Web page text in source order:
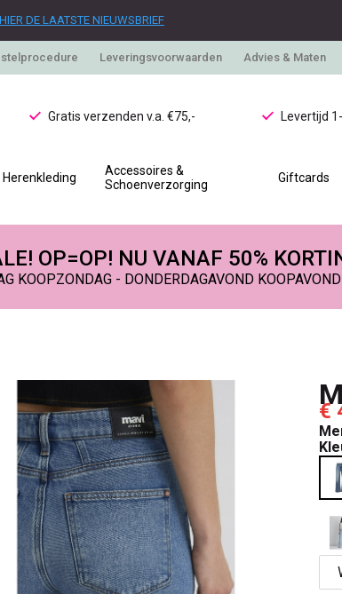
DE LAATSTE NIEUWSBRIEF
Leveringsvoorwaarden Advies & Maten
Gratis verzenden v.a. €75,- Levertijd
Herenkleding
Accessoires &
Schoenverzorging
Giftcards
OP=OP! NU VANAF 50%
KOOPZONDAG - DONDERDAGAVOND KOOPAVOND
€